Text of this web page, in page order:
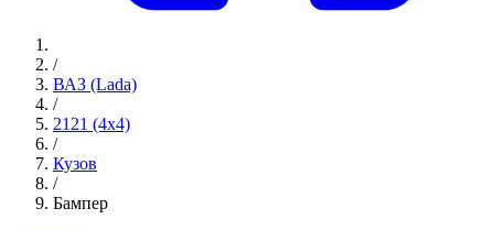
/
ВАЗ (Lada)
/
2121 (4x4)
/
Кузов
/
Бампер